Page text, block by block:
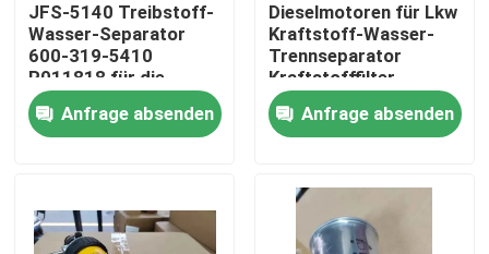
Zu Hause
Videos
JFS-5140 Treibstoff-
Wasser-Separator
600-319-5410
R011818 für die
Grabung PC400-7
PC400-8 PC450-7
Anfrage absenden
Dieselmotoren für Lkw
Kraftstoff-Wasser-
Trennseparator
Kraftstofffilter
FS53015 4328040
FS53014 FS20081
803418928
Anfrage absenden